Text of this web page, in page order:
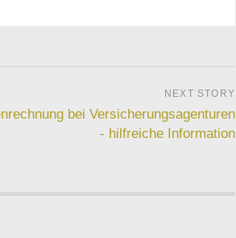
bei Versicherungsagenturen
- hilfreiche Information